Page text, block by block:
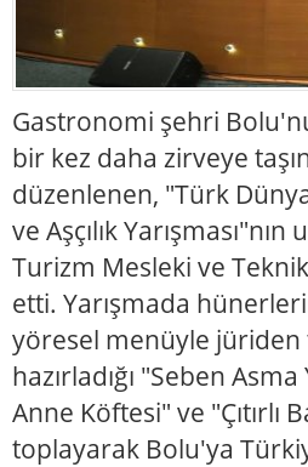
Gastronomi şehri
bir kez daha zirveye
düzenlenen, "Türk
ve Aşçılık
Turizm Mesleki ve
etti. Yarışmada
yöresel menüyle jüriden
hazırladığı "Seben
Anne Köftesi" ve "Çıtırlı
toplayarak Bolu'ya